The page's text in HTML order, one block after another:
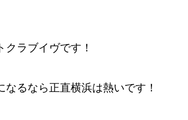
クラブイヴです！
なるなら正直横浜は熱いです！